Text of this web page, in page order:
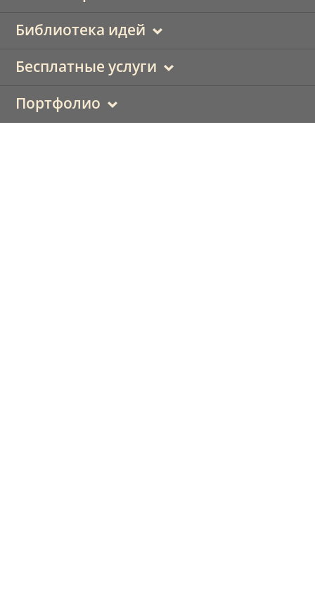
Библиотека идей
Бесплатные услуги
Портфолио